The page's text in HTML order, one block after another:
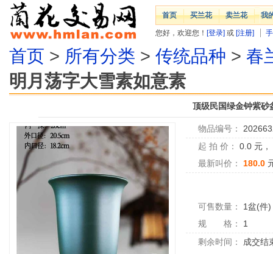
首页 买兰花 卖兰花 我
您好，欢迎您！ [登录] 或 [注册]
首页 > 所有分类 > 传统品种 > 春
明月荡字大雪素如意素
顶级民国绿金钟紫砂
物品编号：
起 拍 价：
0.0 元，
最新叫价：
180.0
可售数量： 1盆(件)
规 格：
1
剩余时间：
成交结